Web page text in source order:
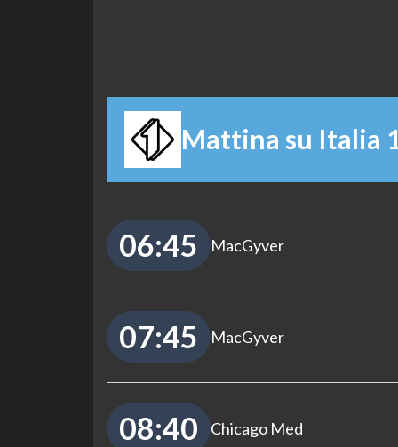
Mattina su Italia
06:45 MacGyver
07:45 MacGyver
08:40 Chicago Med